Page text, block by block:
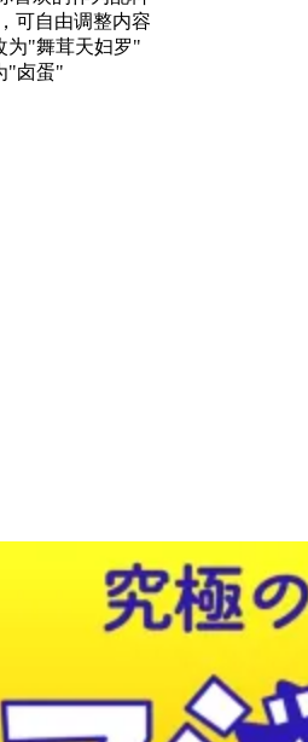
可自由调整内容
为"舞茸天妇罗"
"卤蛋"